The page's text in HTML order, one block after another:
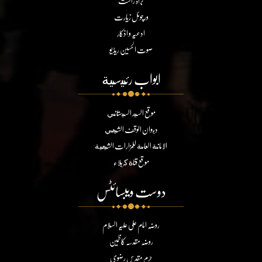
ورچوئل زیارت
ادعیہ و اذکار
صوت الحسین ریڈیو
ابواب رئيسية
موقع السيد السيستاني
ديوان الوقف الشيعي
الامانة العامة للمزارات الشيعية
موقع قناة كربلاء
دوست ویبسائٹس
روضہ امام علی علیہ السلام
روضہ مقدسہ کاظمین
حرم مقدس رضوی